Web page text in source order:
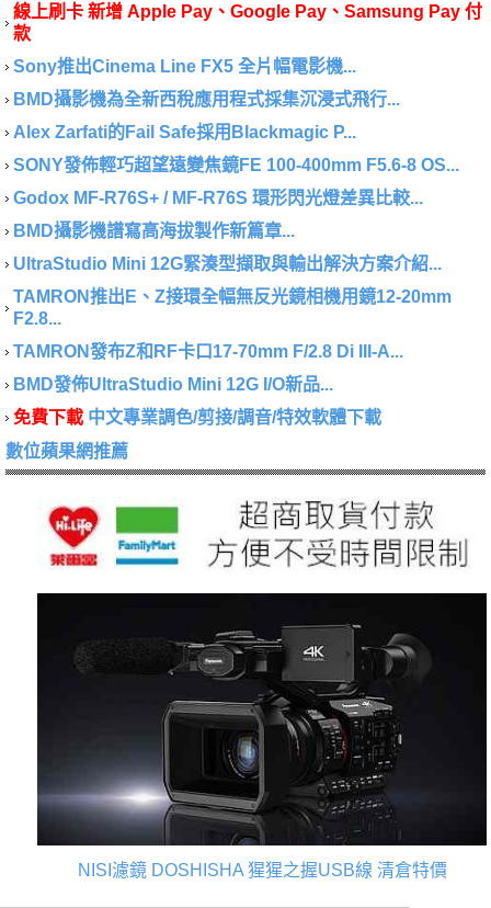
線上刷卡 新增 Apple Pay、Google Pay、Samsung Pay 付
款
Sony推出Cinema Line FX5 全片幅電影機...
BMD攝影機為全新西稅應用程式採集沉浸式飛行...
Alex Zarfati的Fail Safe採用Blackmagic P...
SONY發佈輕巧超望遠變焦鏡FE 100-400mm F5.6-8 OS...
Godox MF-R76S+ / MF-R76S 環形閃光燈差異比較...
BMD攝影機譜寫高海拔製作新篇章...
UltraStudio Mini 12G緊湊型擷取與輸出解決方案介紹...
TAMRON推出E、Z接環全幅無反光鏡相機用鏡12-20mm
F2.8...
TAMRON發布Z和RF卡口17-70mm F/2.8 Di III-A...
BMD發佈UltraStudio Mini 12G I/O新品...
免費下載 中文專業調色/剪接/調音/特效軟體下載
數位蘋果網推薦
NISI濾鏡 DOSHISHA 猩猩之握USB線 清倉特價